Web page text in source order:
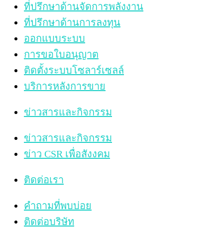
ที่ปรึกษาด้านจัดการพลังงาน
ที่ปรึกษาด้านการลงทุน
ออกแบบระบบ
การขอใบอนุญาต
ติดตั้งระบบโซลาร์เซลล์
บริการหลังการขาย
ข่าวสารและกิจกรรม
ข่าวสารและกิจกรรม
ข่าว CSR เพื่อสังงคม
ติดต่อเรา
คำถามที่พบบ่อย
ติดต่อบริษัท